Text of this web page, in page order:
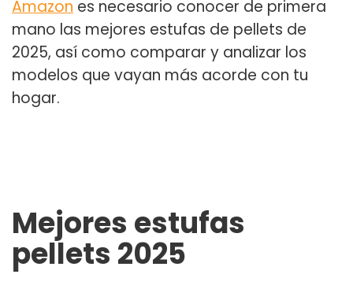
Amazon es necesario conocer de primera
mano las mejores estufas de pellets de
2025, así como comparar y analizar los
modelos que vayan más acorde con tu
hogar.
Mejores estufas
pellets 2025